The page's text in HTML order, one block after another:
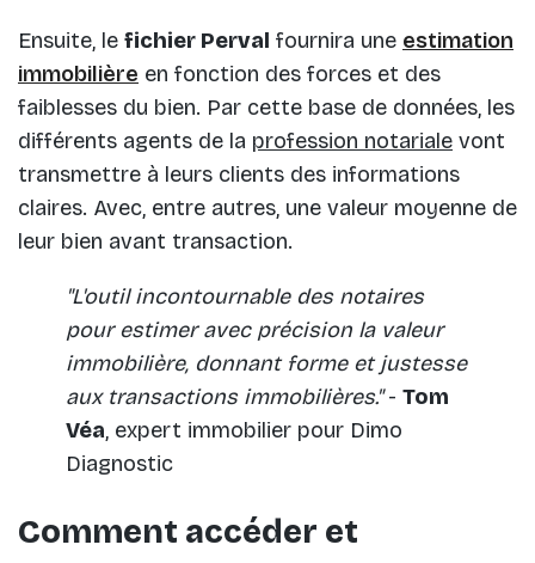
Ensuite, le fichier Perval fournira une estimation
immobilière en fonction des forces et des
faiblesses du bien. Par cette base de données, les
différents agents de la profession notariale vont
transmettre à leurs clients des informations
claires. Avec, entre autres, une valeur moyenne de
leur bien avant transaction.
"L'outil incontournable des notaires
pour estimer avec précision la valeur
immobilière, donnant forme et justesse
aux transactions immobilières."- Tom
Véa, expert immobilier pour Dimo
Diagnostic
Comment accéder et